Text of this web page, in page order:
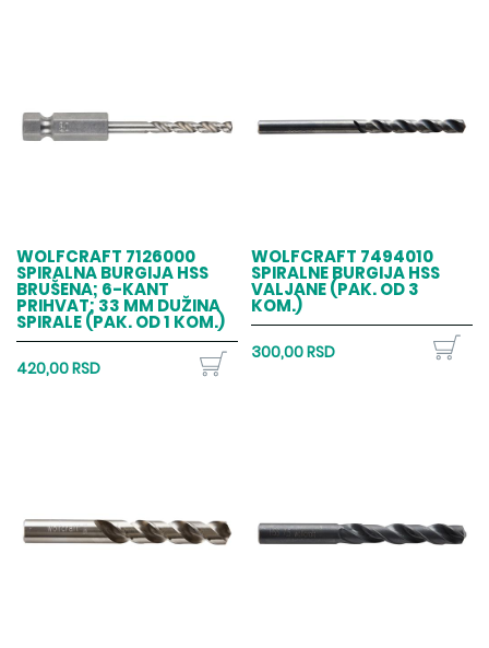
WOLFCRAFT 7126000
SPIRALNA BURGIJA HSS
BRUŠENA; 6-KANT
PRIHVAT; 33 MM DUŽINA
SPIRALE (PAK. OD 1 KOM.)
420,00 RSD
WOLFCRAFT 7494010
SPIRALNE BURGIJA HSS
VALJANE (PAK. OD 3
KOM.)
300,00 RSD